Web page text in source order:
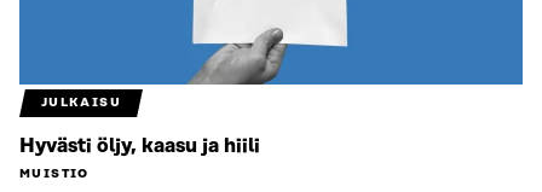
JULKAISU
Hyvästi öljy, kaasu ja hiili
MUISTIO